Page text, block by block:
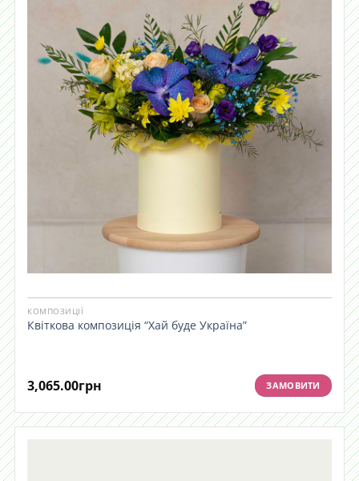
КОМПОЗИЦІЇ
Квіткова композиція “Хай буде Україна”
3,065.00грн ЗАМОВИТИ